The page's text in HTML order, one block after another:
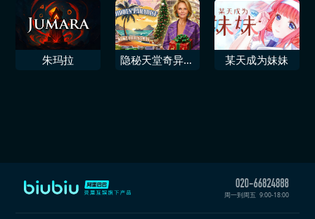
朱玛拉
隐秘天堂奇异果
某天成为妹妹
周一到周五 9:00-18:00